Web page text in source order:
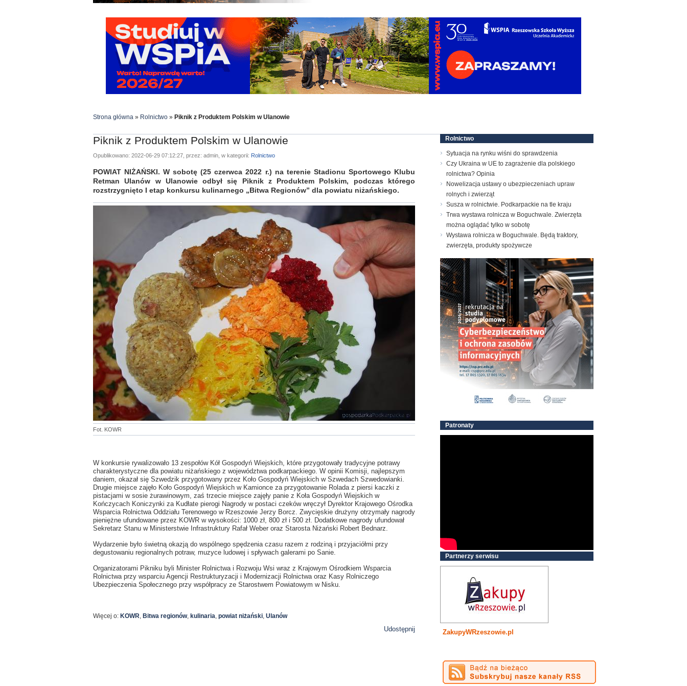
Strona główna » Rolnictwo » Piknik z Produktem Polskim w Ulanowie
Piknik z Produktem Polskim w Ulanowie
Opublikowano: 2022-06-29 07:12:27, przez: admin, w kategorii: Rolnictwo
POWIAT NIŻAŃSKI. W sobotę (25 czerwca 2022 r.) na terenie Stadionu Sportowego Klubu
Retman Ulanów w Ulanowie odbył się Piknik z Produktem Polskim, podczas którego
rozstrzygnięto I etap konkursu kulinarnego „Bitwa Regionów” dla powiatu niżańskiego.
Fot. KOWR
W konkursie rywalizowało 13 zespołów Kół Gospodyń Wiejskich, które przygotowały tradycyjne potrawy
charakterystyczne dla powiatu niżańskiego z województwa podkarpackiego. W opinii Komisji, najlepszym
daniem, okazał się Szwedzik przygotowany przez Koło Gospodyń Wiejskich w Szwedach Szwedowianki.
Drugie miejsce zajęło Koło Gospodyń Wiejskich w Kamionce za przygotowanie Rolada z piersi kaczki z
pistacjami w sosie żurawinowym, zaś trzecie miejsce zajęły panie z Koła Gospodyń Wiejskich w
Kończycach Koniczynki za Kudłate pierogi Nagrody w postaci czeków wręczył Dyrektor Krajowego Ośrodka
Wsparcia Rolnictwa Oddziału Terenowego w Rzeszowie Jerzy Borcz. Zwycięskie drużyny otrzymały nagrody
pieniężne ufundowane przez KOWR w wysokości: 1000 zł, 800 zł i 500 zł. Dodatkowe nagrody ufundował
Sekretarz Stanu w Ministerstwie Infrastruktury Rafał Weber oraz Starosta Niżański Robert Bednarz.
Wydarzenie było świetną okazją do wspólnego spędzenia czasu razem z rodziną i przyjaciółmi przy
degustowaniu regionalnych potraw, muzyce ludowej i spływach galerami po Sanie.
Organizatorami Pikniku byli Minister Rolnictwa i Rozwoju Wsi wraz z Krajowym Ośrodkiem Wsparcia
Rolnictwa przy wsparciu Agencji Restrukturyzacji i Modernizacji Rolnictwa oraz Kasy Rolniczego
Ubezpieczenia Społecznego przy współpracy ze Starostwem Powiatowym w Nisku.
Więcej o: KOWR, Bitwa regionów, kulinaria, powiat niżański, Ulanów
Udostępnij
Rolnictwo
Sytuacja na rynku wiśni do sprawdzenia
Czy Ukraina w UE to zagrażenie dla polskiego
rolnictwa? Opinia
Nowelizacja ustawy o ubezpieczeniach upraw
rolnych i zwierząt
Susza w rolnictwie. Podkarpackie na tle kraju
Trwa wystawa rolnicza w Boguchwale. Zwierzęta
można oglądać tylko w sobotę
Wystawa rolnicza w Boguchwale. Będą traktory,
zwierzęta, produkty spożywcze
Patronaty
Partnerzy serwisu
ZakupyWRzeszowie.pl